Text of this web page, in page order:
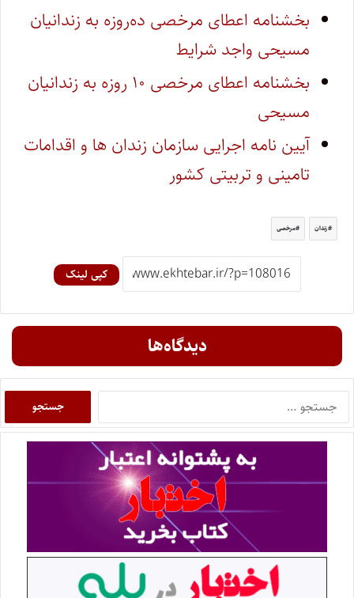
بخشنامه اعطای مرخصی ده‌روزه به زندانیان
مسیحی واجد شرایط
بخشنامه اعطای مرخصی ۱۰ روزه به زندانیان
مسیحی
آیین‌ نامه اجرایی سازمان زندان‌ ها و اقدامات
تامینی و تربیتی کشور
زندان مرخصی
کپی لینک
دیدگاه‌ها